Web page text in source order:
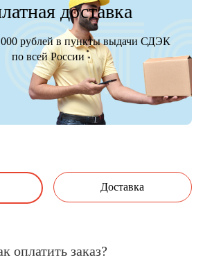
доставка
000 рублей в пункты выдачи СДЭК
по всей России
Доставка
оплатить заказ?